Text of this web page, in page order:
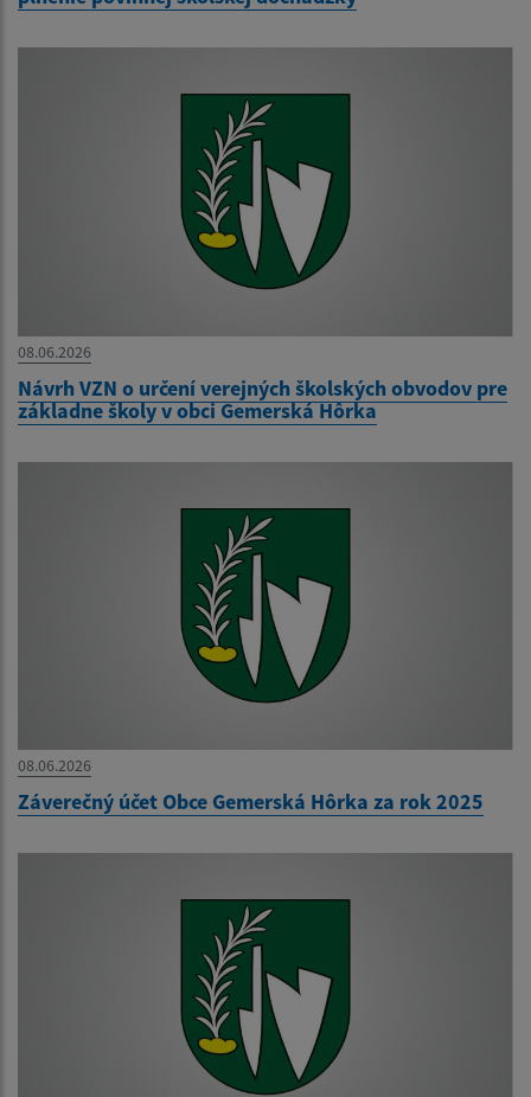
08.06.2026
Návrh VZN o určení verejných školských obvodov pre
základne školy v obci Gemerská Hôrka
08.06.2026
Záverečný účet Obce Gemerská Hôrka za rok 2025